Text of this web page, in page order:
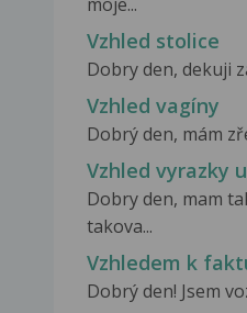
Vzhled stolice
Dobry den, dekuji
Vzhled vagíny
Dobrý den, mám
Vzhled vyrazky
Dobry den, mam
takova...
Vzhledem k
Dobrý den! Jsem